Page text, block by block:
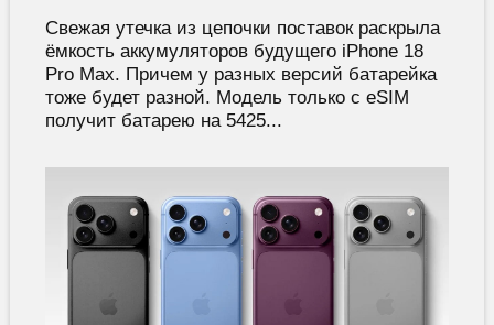
Свежая утечка из цепочки поставок раскрыла
ёмкость аккумуляторов будущего iPhone 18
Pro Max. Причем у разных версий батарейка
тоже будет разной. Модель только с eSIM
получит батарею на 5425...